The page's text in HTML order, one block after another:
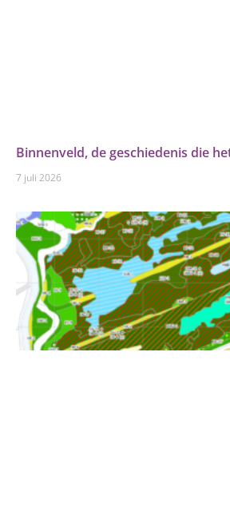
Binnenveld, de geschiedenis die
7 juli 2026